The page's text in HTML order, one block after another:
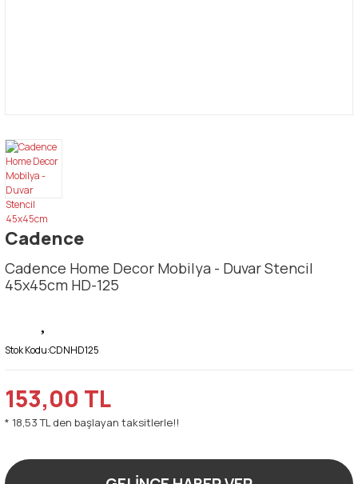
Cadence
Cadence Home Decor Mobilya - Duvar Stencil
45x45cm HD-125
Stok Kodu:CDNHD125
153,00 TL
* 18,53 TL den başlayan taksitlerle!!